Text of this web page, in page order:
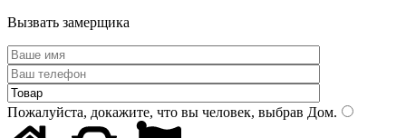
Вызвать замерщика
Пожалуйста, докажите, что вы человек, выбрав Дом.